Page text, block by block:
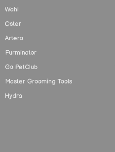
Wahl
Oster
Artero
Furminator
Go PetClub
Master Grooming Tools
Hydra